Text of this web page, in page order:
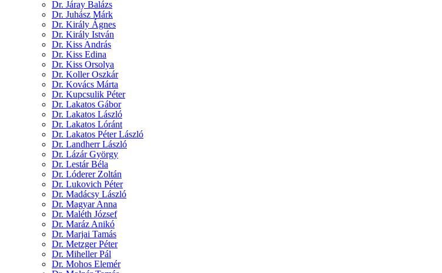
Dr. Járay Balázs
Dr. Juhász Márk
Dr. Király Ágnes
Dr. Király István
Dr. Kiss András
Dr. Kiss Edina
Dr. Kiss Orsolya
Dr. Koller Oszkár
Dr. Kovács Márta
Dr. Kupcsulik Péter
Dr. Lakatos Gábor
Dr. Lakatos László
Dr. Lakatos Lóránt
Dr. Lakatos Péter László
Dr. Landherr László
Dr. Lázár György
Dr. Lestár Béla
Dr. Lóderer Zoltán
Dr. Lukovich Péter
Dr. Madácsy László
Dr. Magyar Anna
Dr. Maléth József
Dr. Maráz Anikó
Dr. Marjai Tamás
Dr. Metzger Péter
Dr. Miheller Pál
Dr. Mohos Elemér